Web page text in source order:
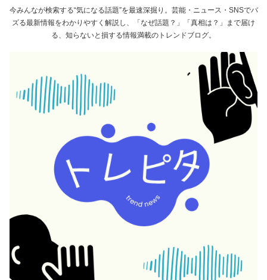
今みんなが検索する“気になる話題”を最速深掘り。芸能・ニュース・SNSでバ
ズる最新情報をわかりやすく解説し、「なぜ話題？」「真相は？」まで届け
る、知らないと損する情報満載のトレンドブログ。